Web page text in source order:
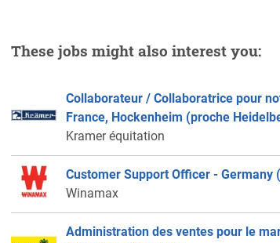
These jobs might also interest you:
Collaborateur / Collaboratrice pour
France, Hockenheim (proche
Kramer équitation
Customer Support Officer - Germany
Winamax
Administration des ventes pour le